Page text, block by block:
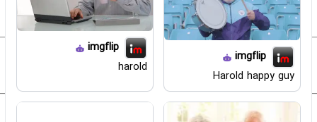
imgflip
Harold happy guy
imgflip
harold